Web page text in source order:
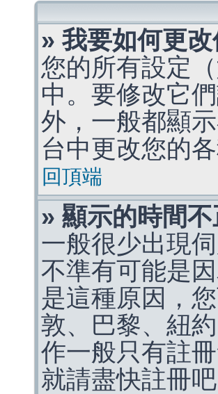
» 我要如何更
您的所有設定
中。要修改它
外，一般都顯
台中更改您的
回頂端
» 顯示的時間不
一般很少出現
不準有可能是
是這種原因，
敦、巴黎、紐
作一般只有註
就請盡快註冊吧